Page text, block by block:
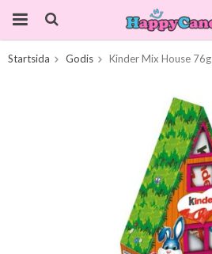
Startsida Godis Kinder Mix House 76g